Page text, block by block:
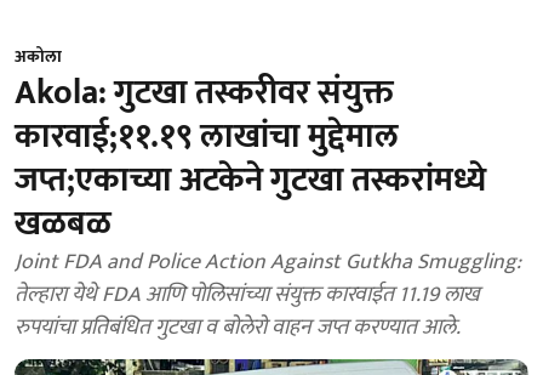
अकोला
Akola: गुटखा तस्करीवर संयुक्त
कारवाई;११.१९ लाखांचा मुद्देमाल
जप्त;एकाच्या अटकेने गुटखा तस्करांमध्ये
खळबळ
Joint FDA and Police Action Against Gutkha Smuggling:
तेल्हारा येथे FDA आणि पोलिसांच्या संयुक्त कारवाईत 11.19 लाख
रुपयांचा प्रतिबंधित गुटखा व बोलेरो वाहन जप्त करण्यात आले.